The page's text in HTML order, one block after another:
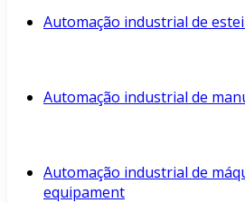
Automação industrial de
Automação industrial de
Automação industrial de
equipament